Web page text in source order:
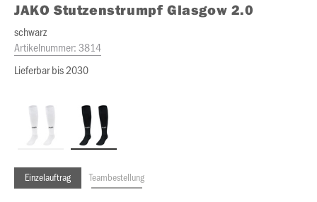
JAKO Stutzenstrumpf Glasgow 2.0
schwarz
Artikelnummer:3814
Lieferbar bis 2030
Einzelauftrag Teambestellung